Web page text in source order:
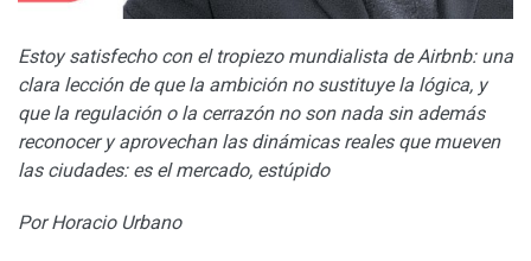
Estoy satisfecho con el tropiezo mundialista de Airbnb: una
clara lección de que la ambición no sustituye la lógica, y
que la regulación o la cerrazón no son nada sin además
reconocer y aprovechan las dinámicas reales que mueven
las ciudades: es el mercado, estúpido
Por Horacio Urbano